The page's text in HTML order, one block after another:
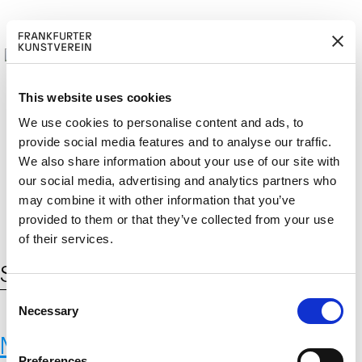
This website uses cookies
We use cookies to personalise content and ads, to
provide social media features and to analyse our traffic.
We also share information about your use of our site with
our social media, advertising and analytics partners who
may combine it with other information that you’ve
provided to them or that they’ve collected from your use
of their services.
C
s
Necessary
M
ITGLIED W
ERD
EN
Cerca: DE
Schlagwort:Myzel-Module
Maurizio Montalti